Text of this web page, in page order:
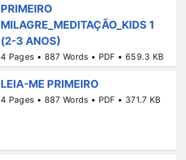
PRIMEIRO
MILAGRE_MEDITAÇÃO_KIDS 1
(2-3 ANOS)
4 Pages • 887 Words • PDF • 659.3 KB
LEIA-ME PRIMEIRO
4 Pages • 887 Words • PDF • 371.7 KB